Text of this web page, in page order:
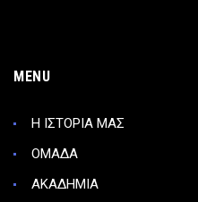
MENU
Η ΙΣΤΟΡΙΑ ΜΑΣ
ΟΜΑΔΑ
ΑΚΑΔΗΜΙΑ